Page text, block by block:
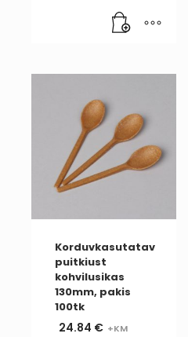
Korduvkasutatav
puitkiust
kohvilusikas
130mm, pakis
100tk
24.84 €